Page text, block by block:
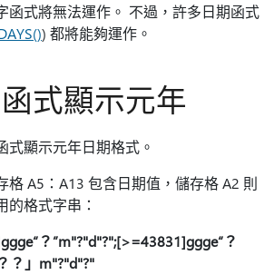
函式將無法運作。 不過，許多日期函式
) 都將能夠運作。
式顯示元年
式顯示元年日期格式。
格 A5：A13 包含日期值，儲存格 A2 則
的格式字串：
？”m"?"d"?";[>=43831]ggge“？
？」m"?"d"?"